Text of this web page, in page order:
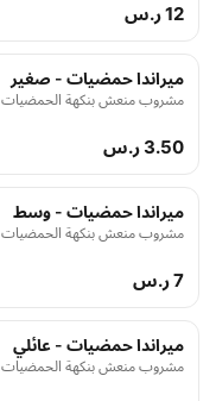
12 ر.س
ميراندا حمضيات - صغير
مشروب منعش بنكهة الحمضيات
3.50 ر.س
ميراندا حمضيات - وسط
مشروب منعش بنكهة الحمضيات
7 ر.س
ميراندا حمضيات - عائلي
مشروب منعش بنكهة الحمضيات